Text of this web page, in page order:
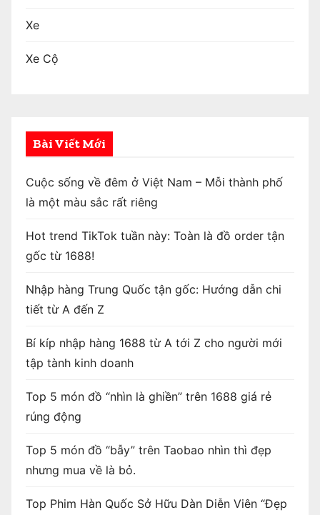
Xe
Xe Cộ
Bài Viết Mới
Cuộc sống về đêm ở Việt Nam – Mỗi thành phố
là một màu sắc rất riêng
Hot trend TikTok tuần này: Toàn là đồ order tận
gốc từ 1688!
Nhập hàng Trung Quốc tận gốc: Hướng dẫn chi
tiết từ A đến Z
Bí kíp nhập hàng 1688 từ A tới Z cho người mới
tập tành kinh doanh
Top 5 món đồ “nhìn là ghiền” trên 1688 giá rẻ
rúng động
Top 5 món đồ “bẫy” trên Taobao nhìn thì đẹp
nhưng mua về là bỏ.
Top Phim Hàn Quốc Sở Hữu Dàn Diễn Viên “Đẹp